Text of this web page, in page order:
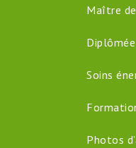
Maître
Soins
Photos